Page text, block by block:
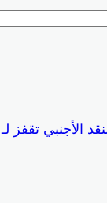
56.3 مليار دولار بنهاية يوليو